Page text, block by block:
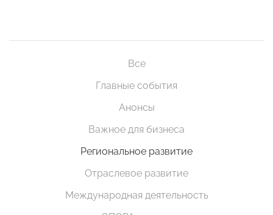
Все
Главные события
Анонсы
Важное для бизнеса
Региональное развитие
Отраслевое развитие
Международная деятельность